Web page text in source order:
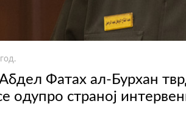
Фатах ал-Бурхан
одупро страној